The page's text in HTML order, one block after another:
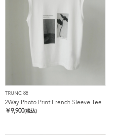
TRUNC 88
2Way Photo Print French Sleeve Tee
￥9,900(税込)